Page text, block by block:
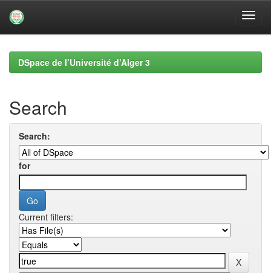
navigationDSpace de l’Université d’Alger 3
Search
Search:
for
Current filters: